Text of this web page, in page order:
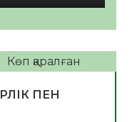
Көп қаралған
ПЕН